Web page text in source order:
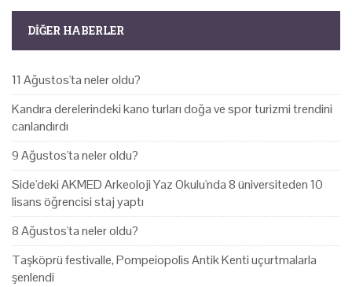
DIĞER HABERLER
11 Ağustos'ta neler oldu?
Kandıra derelerindeki kano turları doğa ve spor turizmi trendini
canlandırdı
9 Ağustos'ta neler oldu?
Side'deki AKMED Arkeoloji Yaz Okulu'nda 8 üniversiteden 10
lisans öğrencisi staj yaptı
8 Ağustos'ta neler oldu?
Taşköprü festivalle, Pompeiopolis Antik Kenti uçurtmalarla
şenlendi